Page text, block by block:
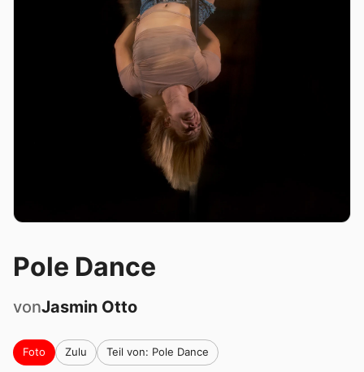
Pole Dance
vonJasmin Otto
Foto Zulu Teil von: Pole Dance